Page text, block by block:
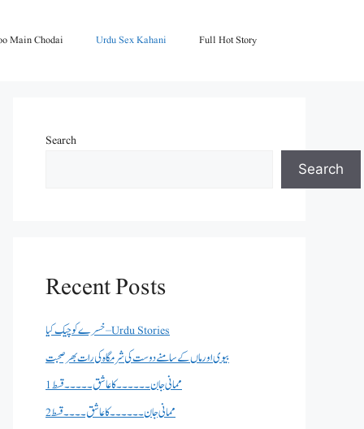
Main Chodai Urdu Sex Kahani Full Hot Story
Search
Search
Recent Posts
خسرے کو چیک کیا – Urdu Stories
بیوی اور ماں کے سامنے دوست کی شرمگاہ کی رات بھر صحبت
ممانی جان ۔۔۔۔۔۔کا عاشق ۔۔۔۔۔قسط 1
ممانی جان ۔۔۔۔۔۔کا عاشق ۔۔۔۔قسط 2